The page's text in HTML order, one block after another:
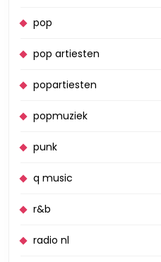
pop
pop artiesten
popartiesten
popmuziek
punk
q music
r&b
radio nl